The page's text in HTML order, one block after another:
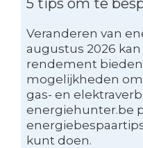
5 tips om te
Veranderen van
augustus 2026
rendement
mogelijkheden
gas- en
energiehunter.be
kunt doen.